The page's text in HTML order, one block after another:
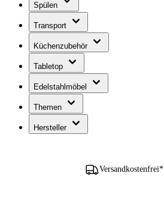
Spülen
Transport
Küchenzubehör
Tabletop
Edelstahlmöbel
Themen
Hersteller
Versandkostenfrei*